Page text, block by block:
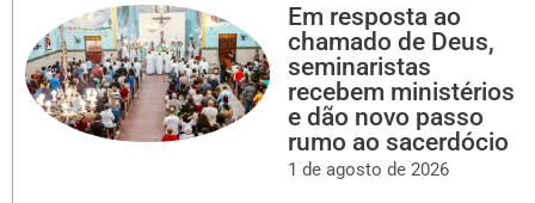
Em resposta ao
chamado de Deus,
seminaristas
recebem ministérios
e dão novo passo
rumo ao sacerdócio
1 de agosto de 2026